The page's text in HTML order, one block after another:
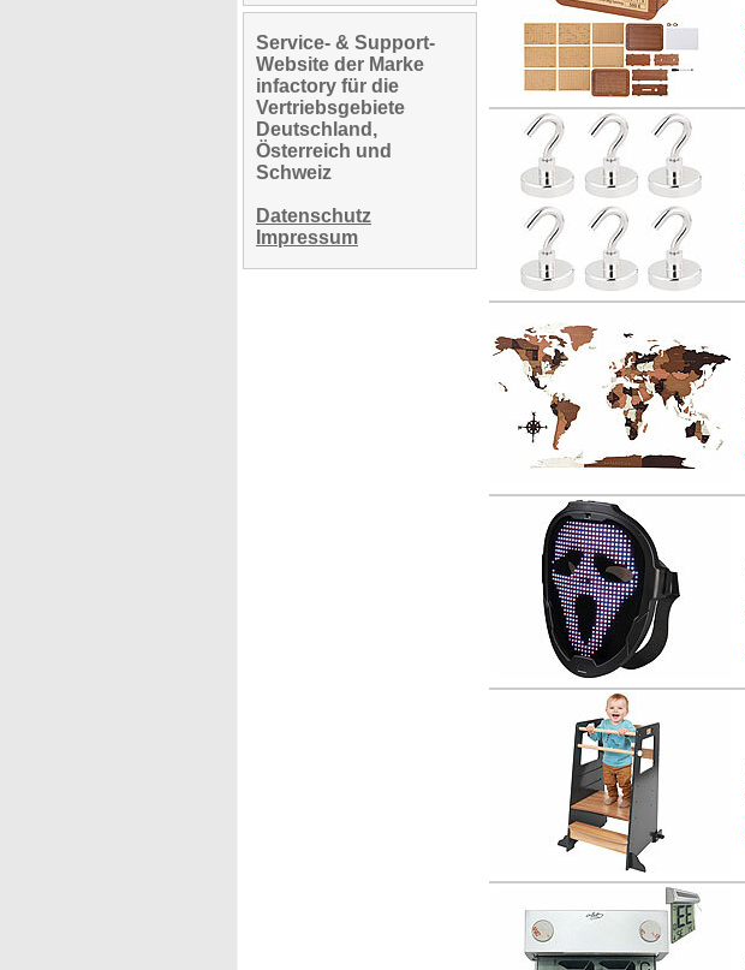
Service- & Support-
Website der Marke
infactory für die
Vertriebsgebiete
Deutschland,
Österreich und
Schweiz
Datenschutz
Impressum